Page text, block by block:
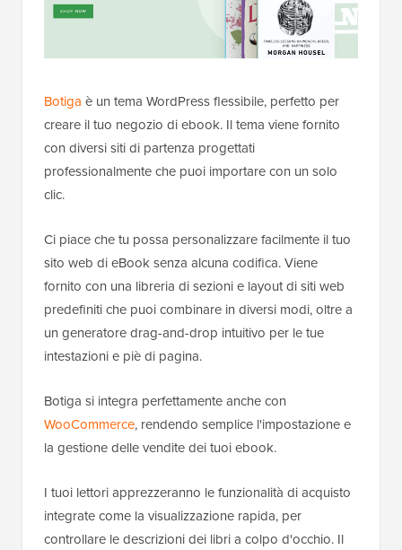
Botiga è un tema WordPress flessibile, perfetto per
creare il tuo negozio di ebook. Il tema viene fornito
con diversi siti di partenza progettati
professionalmente che puoi importare con un solo
clic.
Ci piace che tu possa personalizzare facilmente il tuo
sito web di eBook senza alcuna codifica. Viene
fornito con una libreria di sezioni e layout di siti web
predefiniti che puoi combinare in diversi modi, oltre a
un generatore drag-and-drop intuitivo per le tue
intestazioni e piè di pagina.
Botiga si integra perfettamente anche con
WooCommerce, rendendo semplice l'impostazione e
la gestione delle vendite dei tuoi ebook.
I tuoi lettori apprezzeranno le funzionalità di acquisto
integrate come la visualizzazione rapida, per
controllare le descrizioni dei libri a colpo d'occhio. Il